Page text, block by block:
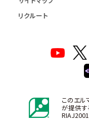
リクルート
このエル
が提供す